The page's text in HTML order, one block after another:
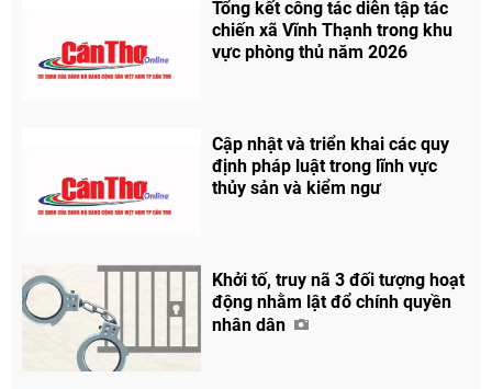
Chia sẻ
Tổng kết công tác diễn tập tác
chiến xã Vĩnh Thạnh trong khu
vực phòng thủ năm 2026
Cập nhật và triển khai các quy
định pháp luật trong lĩnh vực
thủy sản và kiểm ngư
Khởi tố, truy nã 3 đối tượng hoạt
động nhằm lật đổ chính quyền
nhân dân